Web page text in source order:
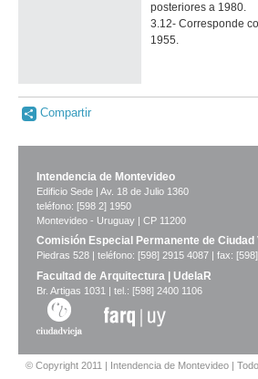
posteriores a 1980.
3.12- Corresponde
1955.
Compartir
Intendencia de Montevideo
Edificio Sede | Av. 18 de Julio 1360
teléfono: [598 2] 1950
Montevideo - Uruguay | CP 11200
Comisión Especial Permanente de Ciudad
Piedras 528 | teléfono: [598] 2915 4087 | fax:
Facultad de Arquitectura | UdelaR
Br. Artigas 1031 | tel.: [598] 2400 1106
© Copyright 2011 | Intendencia de Montevideo |